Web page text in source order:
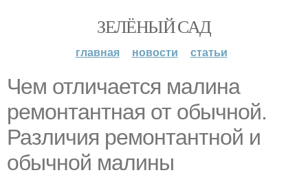
ЗЕЛЁНЫЙ САД
главная новости статьи
Чем отличается малина
ремонтантная от обычной.
Различия ремонтантной и
обычной малины